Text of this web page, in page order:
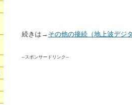
続きは→ その他の接続（地上波デジ
--スポンサードリンク--